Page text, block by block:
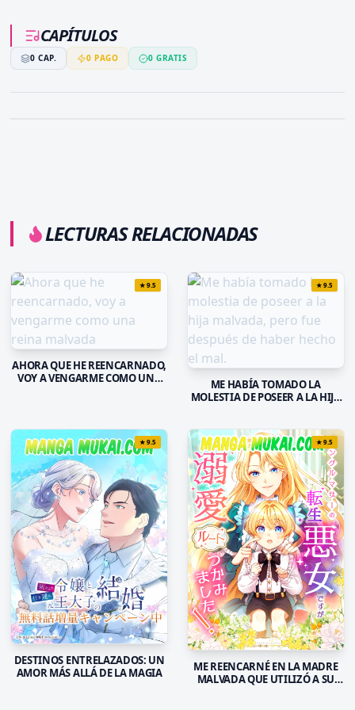
CAPÍTULOS
0 CAP. 0 PAGO 0 GRATIS
LECTURAS RELACIONADAS
★9.5
AHORA QUE HE REENCARNADO,
VOY A VENGARME COMO UNA
★9.5
ME HABÍA TOMADO LA
MOLESTIA DE POSEER A LA HIJA
★9.5
DESTINOS ENTRELAZADOS: UN
AMOR MÁS ALLÁ DE LA MAGIA
★9.5
ME REENCARNÉ EN LA MADRE
MALVADA QUE UTILIZÓ A SU